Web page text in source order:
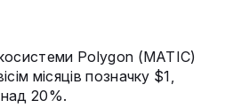
Polygon (MATIC)
місяців позначку $1,
20%.